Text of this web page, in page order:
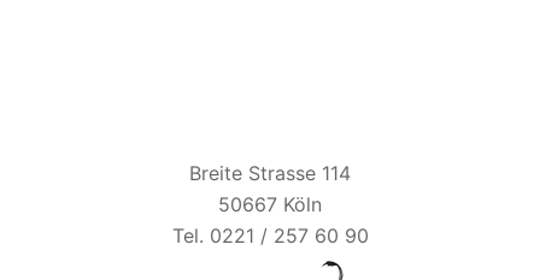
Breite Strasse 114
50667 Köln
Tel. 0221 / 257 60 90